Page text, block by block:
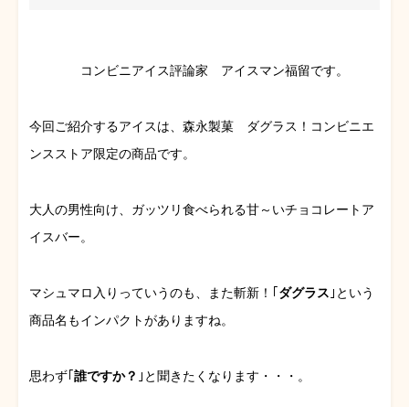
コンビニアイス評論家 アイスマン福留です。
今回ご紹介するアイスは、森永製菓 ダグラス！コンビニエ
ンスストア限定の商品です。
大人の男性向け、ガッツリ食べられる甘～いチョコレートア
イスバー。
マシュマロ入りっていうのも、また斬新！｢ ダグラス ｣という
商品名もインパクトがありますね。
思わず｢ 誰ですか？ ｣と聞きたくなります・・・。